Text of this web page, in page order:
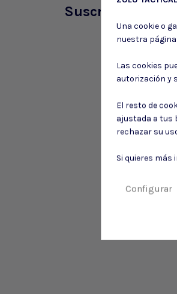
Suscríbete a
Una cookie o
nuestra
Las cookies
autorización y
El resto de
ajustada a tus
rechazar su
Si quieres
Configurar